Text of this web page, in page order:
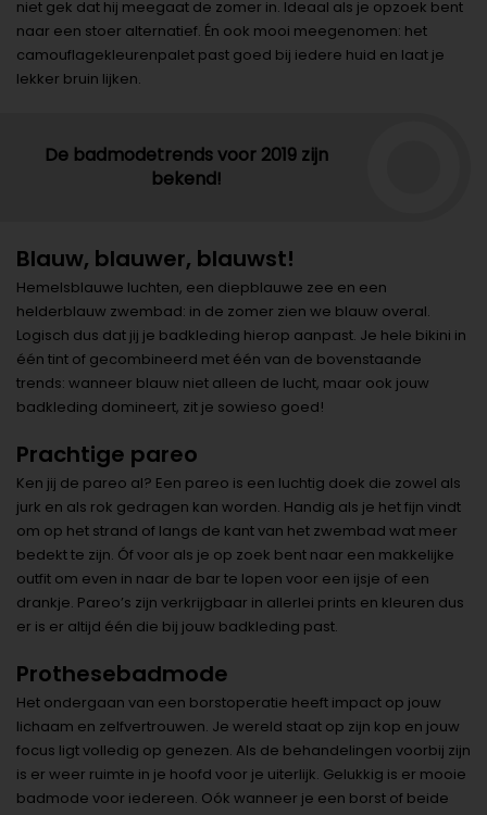
niet gek dat hij meegaat de zomer in. Ideaal als je opzoek bent
naar een stoer alternatief. Én ook mooi meegenomen: het
camouflagekleurenpalet past goed bij iedere huid en laat je
lekker bruin lijken.
De badmodetrends voor 2019 zijn
bekend!
Blauw, blauwer, blauwst!
Hemelsblauwe luchten, een diepblauwe zee en een
helderblauw zwembad: in de zomer zien we blauw overal.
Logisch dus dat jij je badkleding hierop aanpast. Je hele bikini in
één tint of gecombineerd met één van de bovenstaande
trends: wanneer blauw niet alleen de lucht, maar ook jouw
badkleding domineert, zit je sowieso goed!
Prachtige pareo
Ken jij de pareo al? Een pareo is een luchtig doek die zowel als
jurk en als rok gedragen kan worden. Handig als je het fijn vindt
om op het strand of langs de kant van het zwembad wat meer
bedekt te zijn. Óf voor als je op zoek bent naar een makkelijke
outfit om even in naar de bar te lopen voor een ijsje of een
drankje. Pareo’s zijn verkrijgbaar in allerlei prints en kleuren dus
er is er altijd één die bij jouw badkleding past.
Prothesebadmode
Het ondergaan van een borstoperatie heeft impact op jouw
lichaam en zelfvertrouwen. Je wereld staat op zijn kop en jouw
focus ligt volledig op genezen. Als de behandelingen voorbij zijn
is er weer ruimte in je hoofd voor je uiterlijk. Gelukkig is er mooie
badmode voor iedereen. Oók wanneer je een borst of beide